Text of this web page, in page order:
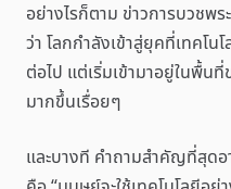
อย่างไรก็ตาม ข่าวการบวชพร
ว่า โลกกำลังเข้าสู่ยุคที่เทคโน
ต่อไป แต่เริ่มเข้ามาอยู่ในพื้น
มากขึ้นเรื่อยๆ
และบางที คำถามสำคัญที่สุดอ